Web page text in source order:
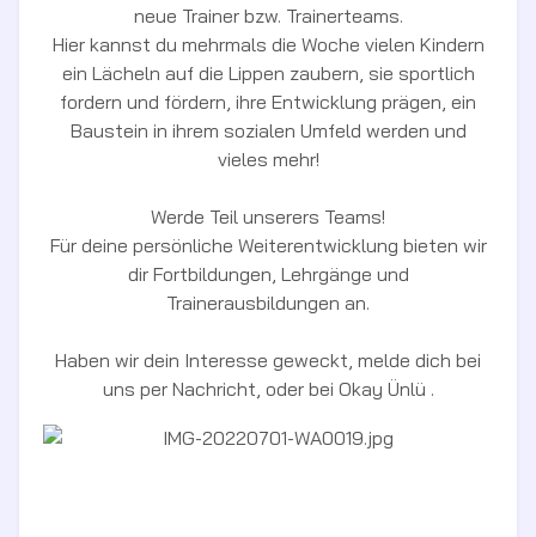
neue Trainer bzw. Trainerteams.
Hier kannst du mehrmals die Woche vielen Kindern
ein Lächeln auf die Lippen zaubern, sie sportlich
fordern und fördern, ihre Entwicklung prägen, ein
Baustein in ihrem sozialen Umfeld werden und
vieles mehr!
Werde Teil unserers Teams!
Für deine persönliche Weiterentwicklung bieten wir
dir Fortbildungen, Lehrgänge und
Trainerausbildungen an.
Haben wir dein Interesse geweckt, melde dich bei
uns per Nachricht, oder bei Okay Ünlü .